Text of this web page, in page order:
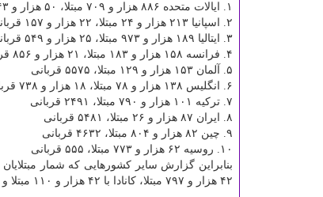
۱. ایالات متحده ۸۸۶ هزار و ۷۰۹ مبتلا، ۵۰ هزار و ۲۴۳ قربانی
۲. اسپانیا ۲۱۳ هزار و ۲۴ مبتلا، ۲۲ هزار و ۱۵۷ قربانی
۳. ایتالیا ۱۸۹ هزار و ۹۷۳ مبتلا، ۲۵ هزار و ۵۴۹ قربانی
۴. فرانسه ۱۵۸ هزار و ۱۸۳ مبتلا، ۲۱ هزار و ۸۵۶ قربانی
۵. آلمان ۱۵۳ هزار و ۱۲۹ مبتلا، ۵۵۷۵ قربانی
۶. انگلیس ۱۳۸ هزار و ۷۸ مبتلا، ۱۸ هزار و ۷۳۸ قربانی
۷. ترکیه ۱۰۱ هزار و ۷۹۰ مبتلا، ۲۴۹۱ قربانی
۸. ایران ۸۷ هزار و ۲۶ مبتلا، ۵۴۸۱ قربانی
۹. چین ۸۲ هزار و ۸۰۴ مبتلا، ۴۶۳۲ قربانی
۱۰. روسیه ۶۲ هزار و ۷۷۳ مبتلا، ۵۵۵ قربانی
۴۲ هزار و ۷۹۷ مبتلا، کانادا با ۴۲ هزار و ۱۱۰ مبتلا و همینطور کشورهای هلند، سوئیس، هند، پرتغال و پرو هستند.